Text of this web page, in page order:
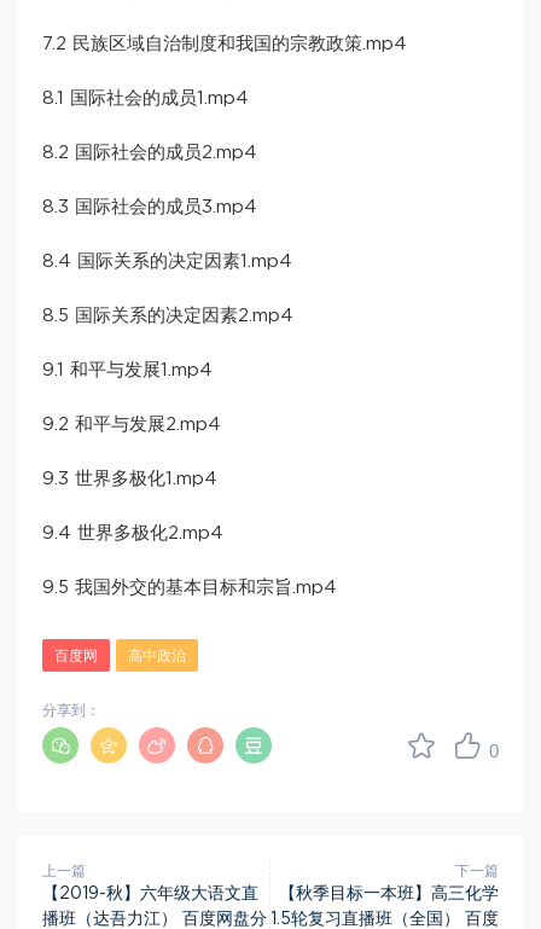
7.2 民族区域自治制度和我国的宗教政策.mp4
8.1 国际社会的成员1.mp4
8.2 国际社会的成员2.mp4
8.3 国际社会的成员3.mp4
8.4 国际关系的决定因素1.mp4
8.5 国际关系的决定因素2.mp4
9.1 和平与发展1.mp4
9.2 和平与发展2.mp4
9.3 世界多极化1.mp4
9.4 世界多极化2.mp4
9.5 我国外交的基本目标和宗旨.mp4
百度网 高中政治
0
分享到：
上一篇
【2019-秋】六年级大语文直
播班（达吾力江） 百度网盘分
下一篇
【秋季目标一本班】高三化学
1.5轮复习直播班（全国） 百度